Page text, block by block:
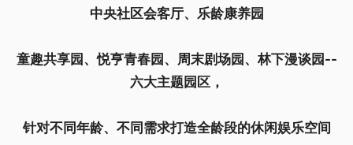
中央社区会客厅、乐龄康养园
童趣共享园、悦亨青春园、周末剧场园、林下漫谈园--
六大主题园区，
针对不同年龄、不同需求打造全龄段的休闲娱乐空间